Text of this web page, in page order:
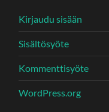
Kirjaudu sisään
Sisältösyöte
Kommenttisyöte
WordPress.org